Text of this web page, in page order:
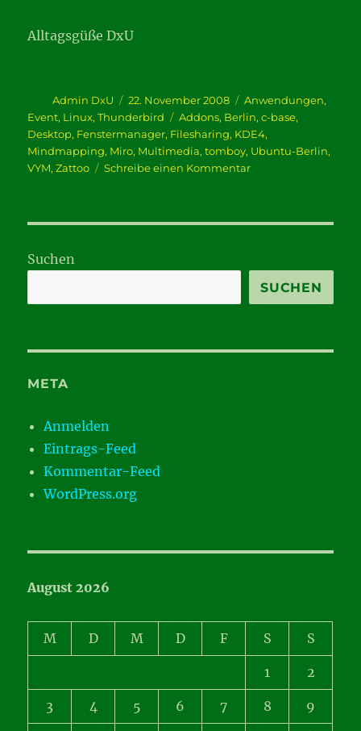
Alltagsgüße DxU
Autor
Admin DxU
Veröffentlicht
am
22. November 2008 Kategorien
Anwendungen,
Event, Linux,Thunderbird Schlagwörter
Addons, Berlin,c-base,
Desktop, Fenstermanager, Filesharing, KDE4,
Mindmapping, Miro, Multimedia,tomboy, Ubuntu-Berlin,
VYM,Zattoo Schreibe einen Kommentarzu
Suchen
SUCHEN
META
Anmelden
Eintrags-Feed
Kommentar-Feed
WordPress.org
August 2026
M D M D F S S
1 2
3 4 5 6 7 8 9